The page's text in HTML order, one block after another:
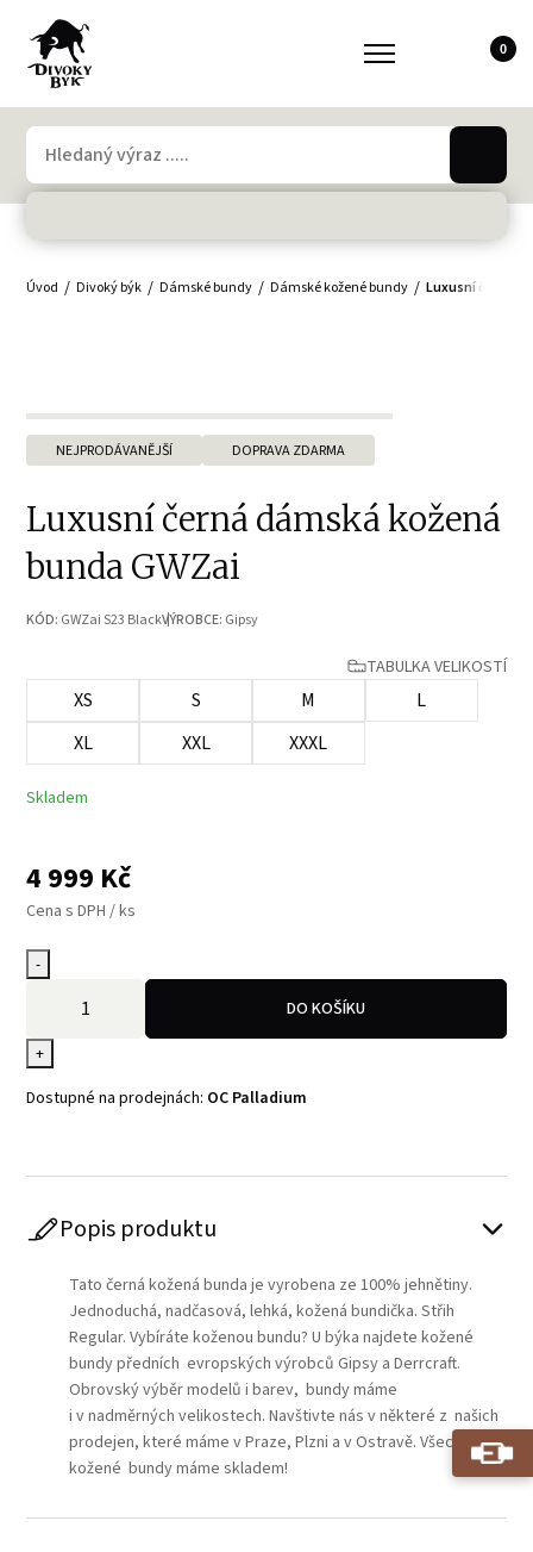
0
Úvod Divoký býk Dámské bundy Dámské kožené bundy Luxusní černá
NEJPRODÁVANĚJŠÍ DOPRAVA ZDARMA
Luxusní černá dámská kožená
bunda GWZai
KÓD: GWZai S23 BlackVÝROBCE: Gipsy
TABULKA VELIKOSTÍ
XS S M
L
XL
XXL XXXL
Skladem
4 999 Kč
Cena s DPH / ks
-
+
DO KOŠÍKU
Dostupné na prodejnách: OC Palladium
Popis produktu
Tato černá kožená bunda je vyrobena ze 100% jehnětiny.
Jednoduchá, nadčasová, lehká, kožená bundička. Střih
Regular. Vybíráte koženou bundu? U býka najdete kožené
bundy předních evropských výrobců Gipsy a Derrcraft.
Obrovský výběr modelů i barev, bundy máme
i v nadměrných velikostech. Navštivte nás v některé z našich
prodejen, které máme v Praze, Plzni a v Ostravě. Všechny
kožené bundy máme skladem!